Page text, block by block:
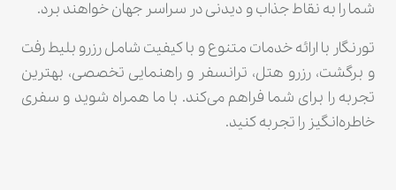
شما را به نقاط جذاب و دیدنی در سراسر جهان خواهند برد.
تورنگار با ارائه خدمات متنوع و با کیفیت شامل رزرو بلیط رفت
و برگشت، رزرو هتل، ترانسفر و راهنمایی تخصصی، بهترین
تجربه را برای شما فراهم می‌کند. با ما همراه شوید و سفری
خاطره‌انگیز را تجربه کنید.